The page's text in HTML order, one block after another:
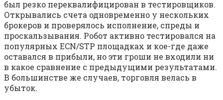
был резко переквалифицирован в тестировщиков.
Открывались счета одновременно у нескольких
брокеров и проверялось исполнение, спреды и
проскальзывания. Робот активно тестировался на
популярных ECN/STP площадках и кое-где даже
оставался в прибыли, но эти гроши не входили ни
в какое сравнение с предыдущими результатами.
В большинстве же случаев, торговля велась в
убыток.